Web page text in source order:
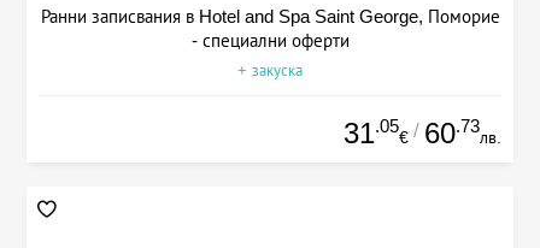
Ранни записвания в Hotel and Spa Saint George, Поморие
- специални оферти
+ закуска
31.05
€ / 60.73
лв.